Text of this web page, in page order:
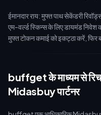
ईमानदार राय: मुफ्त पाथ सेकेंडरी
एम-वर्ल्ड स्किन्स के लिए डायमंड
मुफ्त टोकन कमाई को इकट्ठा करें, फिर
buffget के माध्यम से
Midasbuy पार्टनर